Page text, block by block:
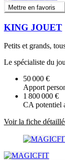
Mettre en favoris
KING JOUET
Petits et grands,
Le spécialiste du
50 000 €
Apport
1 800 000 €
CA potentiel
Voir la fiche